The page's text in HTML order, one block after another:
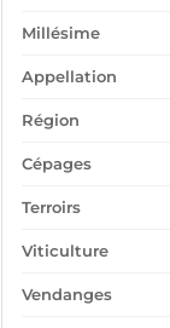
Millésime
Appellation
Région
Cépages
Terroirs
Viticulture
Vendanges